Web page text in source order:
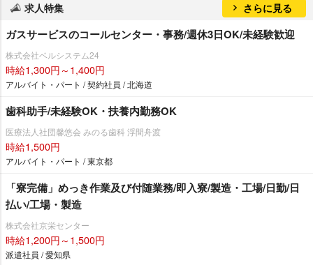
求人特集 さらに見る
ガスサービスのコールセンター・事務/週休3日OK/未経験歓迎
株式会社ベルシステム24
時給1,300円～1,400円
アルバイト・パート / 契約社員 / 北海道
歯科助手/未経験OK・扶養内勤務OK
医療法人社団馨悠会 みのる歯科 浮間舟渡
時給1,500円
アルバイト・パート / 東京都
「寮完備」めっき作業及び付随業務/即入寮/製造・工場/日勤/日
払い/工場・製造
株式会社京栄センター
時給1,200円～1,500円
派遣社員 / 愛知県